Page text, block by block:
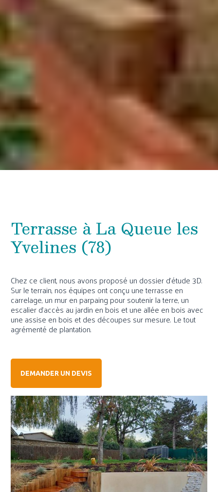
Terrasse à La Queue les
Yvelines (78)
Chez ce client, nous avons proposé un dossier d'étude 3D.
Sur le terrain, nos équipes ont conçu une terrasse en
carrelage, un mur en parpaing pour soutenir la terre, un
escalier d'accès au jardin en bois et une allée en bois avec
une assise en bois et des découpes sur mesure. Le tout
agrémenté de plantation.
DEMANDER UN DEVIS